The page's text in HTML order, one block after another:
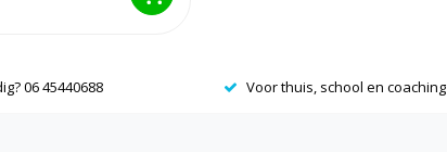
06 45440688 Voor thuis, school en coaching